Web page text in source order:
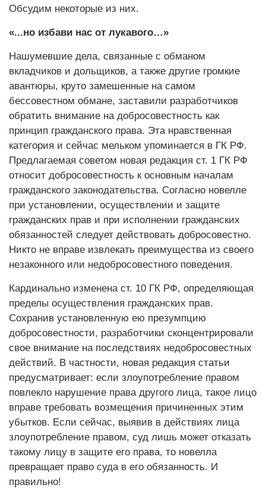
Обсудим некоторые из них.
«...но избави нас от лукавого…»
Нашумевшие дела, связанные с обманом
вкладчиков и дольщиков, а также другие громкие
авантюры, круто замешенные на самом
бессовестном обмане, заставили разработчиков
обратить внимание на добросовестность как
принцип гражданского права. Эта нравственная
категория и сейчас мельком упоминается в ГК РФ.
Предлагаемая советом новая редакция ст. 1 ГК РФ
относит добросовестность к основным началам
гражданского законодательства. Согласно новелле
при установлении, осуществлении и защите
гражданских прав и при исполнении гражданских
обязанностей следует действовать добросовестно.
Никто не вправе извлекать преимущества из своего
незаконного или недобросовестного поведения.
Кардинально изменена ст. 10 ГК РФ, определяющая
пределы осуществления гражданских прав.
Сохранив установленную ею презумпцию
добросовестности, разработчики сконцентрировали
свое внимание на последствиях недобросовестных
действий. В частности, новая редакция статьи
предусматривает: если злоупотребление правом
повлекло нарушение права другого лица, такое лицо
вправе требовать возмещения причиненных этим
убытков. Если сейчас, выявив в действиях лица
злоупотребление правом, суд лишь может отказать
такому лицу в защите его права, то новелла
превращает право суда в его обязанность. И
правильно!